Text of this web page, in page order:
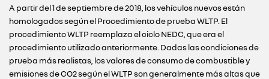
A partir del 1 de septiembre de 2018, los vehículos nuevos están
homologados según el Procedimiento de prueba WLTP. El
procedimiento WLTP reemplaza el ciclo NEDC, que era el
procedimiento utilizado anteriormente. Dadas las condiciones de
prueba más realistas, los valores de consumo de combustible y
emisiones de CO2 según el WLTP son generalmente más altas que